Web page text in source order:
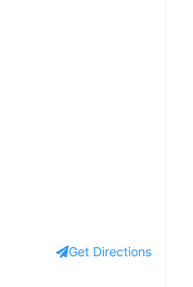
Get Directions